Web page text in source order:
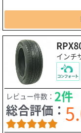
インチ
レビュー件数： 2件
総合評価：